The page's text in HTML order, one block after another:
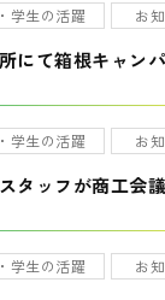
学生の活躍 お
にて箱根キャン
学生の活躍 お
タッフが商工会
学生の活躍 お